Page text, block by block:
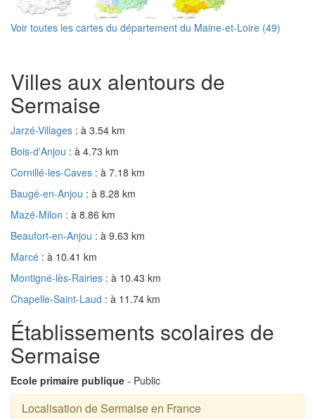
Voir toutes les cartes du département du Maine-et-Loire (49)
Villes aux alentours de
Sermaise
Jarzé-Villages : à 3.54 km
Bois-d'Anjou : à 4.73 km
Cornillé-les-Caves : à 7.18 km
Baugé-en-Anjou : à 8.28 km
Mazé-Milon : à 8.86 km
Beaufort-en-Anjou : à 9.63 km
Marcé : à 10.41 km
Montigné-lès-Rairies : à 10.43 km
Chapelle-Saint-Laud : à 11.74 km
Établissements scolaires de
Sermaise
Ecole primaire publique - Public
Localisation de Sermaise en France